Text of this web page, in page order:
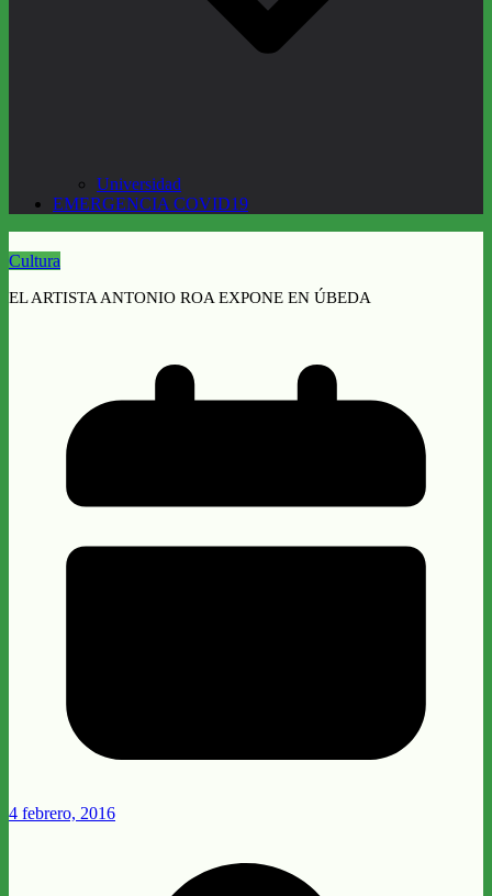
Universidad
EMERGENCIA COVID19
Cultura
EL ARTISTA ANTONIO ROA EXPONE EN ÚBEDA
4 febrero, 2016